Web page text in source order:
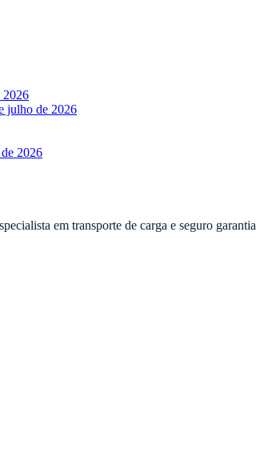
2026
julho de 2026
2026
em transporte de carga e seguro